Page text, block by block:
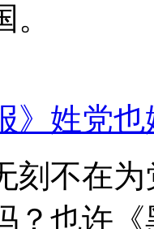
》姓党
刻不在
？也许